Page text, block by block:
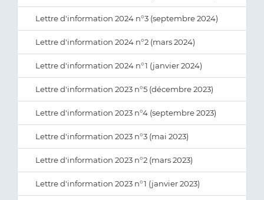
Lettre d'information 2024 n°3 (septembre 2024)
Lettre d'information 2024 n°2 (mars 2024)
Lettre d'information 2024 n°1 (janvier 2024)
Lettre d'information 2023 n°5 (décembre 2023)
Lettre d'information 2023 n°4 (septembre 2023)
Lettre d'information 2023 n°3 (mai 2023)
Lettre d'information 2023 n°2 (mars 2023)
Lettre d'information 2023 n°1 (janvier 2023)